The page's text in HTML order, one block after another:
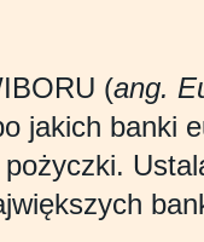
(ang.
jakich banki